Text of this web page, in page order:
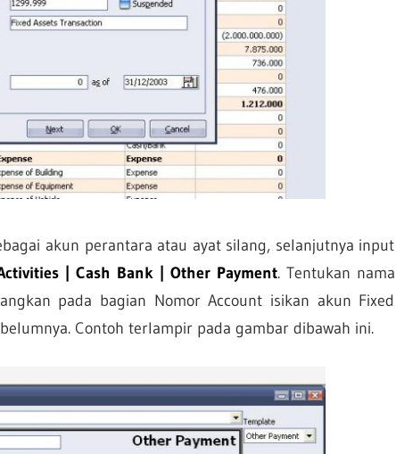
akun perantara atau ayat silang, selanjutnya input
| Cash Bank | Other Payment. Tentukan nama
pada bagian Nomor Account isikan akun Fixed
Contoh terlampir pada gambar dibawah ini.